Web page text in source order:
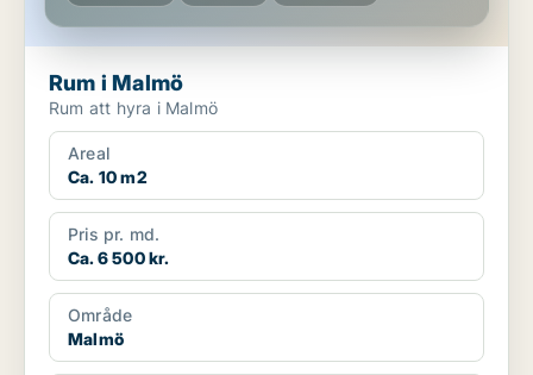
Rum i Malmö
Rum att hyra i Malmö
Areal
Ca. 10 m2
Pris pr. md.
Ca. 6 500 kr.
Område
Malmö